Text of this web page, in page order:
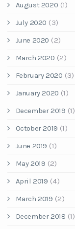
August 2020 (1)
July 2020 (3)
June 2020 (2)
March 2020 (2)
February 2020 (3)
January 2020 (1)
December 2019 (1)
October 2019 (1)
June 2019 (1)
May 2019 (2)
April 2019 (4)
March 2019 (2)
December 2018 (1)